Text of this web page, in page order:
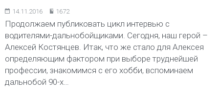
14.11.2016 1672
Продолжаем публиковать цикл интервью с
водителями-дальнобойщиками. Сегодня, наш герой –
Алексей Костянцев. Итак, что же стало для Алексея
определяющим фактором при выборе труднейшей
профессии, знакомимся с его хобби, вспоминаем
дальнобой 90-х…